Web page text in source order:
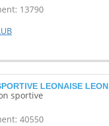
13790
LEONAISE LEON
sportive
40550